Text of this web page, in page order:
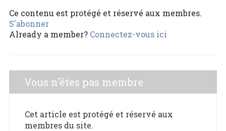
Ce contenu est protégé et réservé aux membres.
S'abonner
Already a member? Connectez-vous ici
Vous n'êtes pas membre
Cet article est protégé et réservé aux
membres du site.